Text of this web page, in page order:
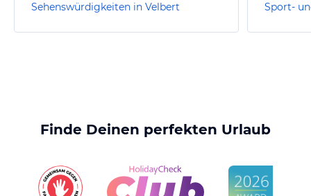
Sehenswürdigkeiten in Velbert Sport-
Finde Deinen perfekten Urlaub